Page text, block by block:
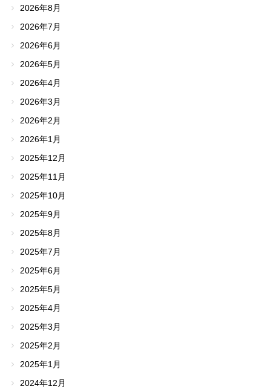
2026年8月
2026年7月
2026年6月
2026年5月
2026年4月
2026年3月
2026年2月
2026年1月
2025年12月
2025年11月
2025年10月
2025年9月
2025年8月
2025年7月
2025年6月
2025年5月
2025年4月
2025年3月
2025年2月
2025年1月
2024年12月